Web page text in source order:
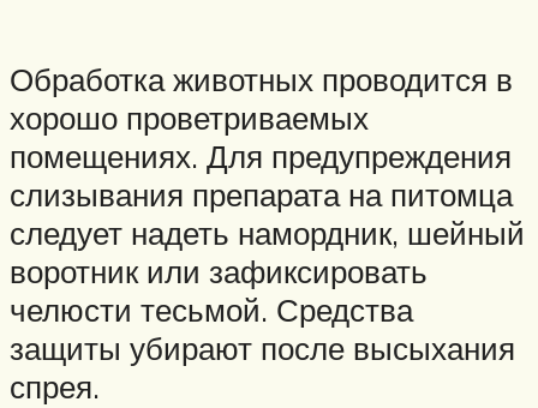
Обработка животных проводится в
хорошо проветриваемых
помещениях. Для предупреждения
слизывания препарата на питомца
следует надеть намордник, шейный
воротник или зафиксировать
челюсти тесьмой. Средства
защиты убирают после высыхания
спрея.